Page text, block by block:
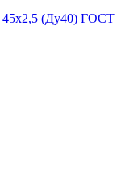
45х2,5 (Ду40) ГОСТ